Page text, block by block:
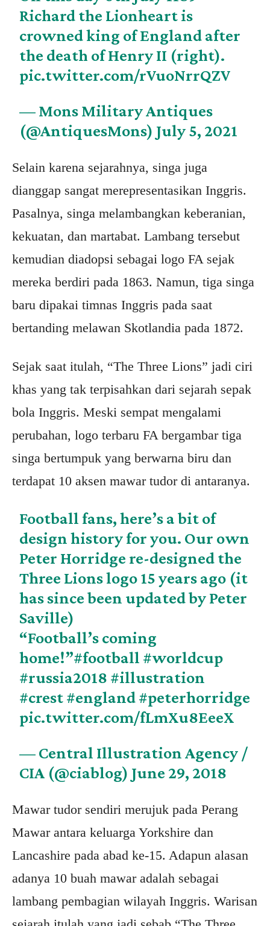
Richard the Lionheart is
crowned king of England after
the death of Henry II (right).
pic.twitter.com/rVuoNrrQZV
— Mons Military Antiques
(@AntiquesMons) July 5, 2021
Selain karena sejarahnya, singa juga
dianggap sangat merepresentasikan Inggris.
Pasalnya, singa melambangkan keberanian,
kekuatan, dan martabat. Lambang tersebut
kemudian diadopsi sebagai logo FA sejak
mereka berdiri pada 1863. Namun, tiga singa
baru dipakai timnas Inggris pada saat
bertanding melawan Skotlandia pada 1872.
Sejak saat itulah, “The Three Lions” jadi ciri
khas yang tak terpisahkan dari sejarah sepak
bola Inggris. Meski sempat mengalami
perubahan, logo terbaru FA bergambar tiga
singa bertumpuk yang berwarna biru dan
terdapat 10 aksen mawar tudor di antaranya.
Football fans, here’s a bit of
design history for you. Our own
Peter Horridge re-designed the
Three Lions logo 15 years ago (it
has since been updated by Peter
Saville)
“Football’s coming
home!”#football #worldcup
#russia2018 #illustration
#crest#england#peterhorridge
pic.twitter.com/fLmXu8EeeX
— Central Illustration Agency /
CIA (@ciablog) June 29, 2018
Mawar tudor sendiri merujuk pada Perang
Mawar antara keluarga Yorkshire dan
Lancashire pada abad ke-15. Adapun alasan
adanya 10 buah mawar adalah sebagai
lambang pembagian wilayah Inggris. Warisan